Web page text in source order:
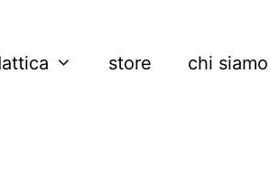
store chi siamo